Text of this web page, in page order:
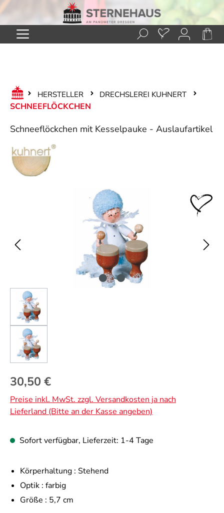
Zum Hauptinhalt springen
HERSTELLER DRECHSLEREI KUHNERT
SCHNEEFLÖCKCHEN
Schneeflöckchen mit Kesselpauke - Auslaufartikel
Bildergalerie überspringen
Regulärer Preis:
30,50 €
Preise inkl. MwSt. zzgl. Versandkosten ja nach
Lieferland (Bitte an der Kasse angeben)
Sofort verfügbar, Lieferzeit: 1-4 Tage
Körperhaltung : Stehend
Optik : farbig
Größe : 5,7 cm